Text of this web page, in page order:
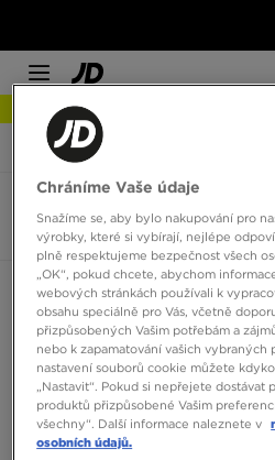
JD Sports Reebok Sunkissed Sandal
Reebok
3
Seřadit:Doporučené
Chráníme Vaše údaje
Snažíme se, aby bylo nakupování pro
výrobky, které si vybírají, nejlépe
plně respektujeme bezpečnost všech
„OK“, pokud chcete, abychom
webových stránkách používali k
obsahu speciálně pro Vás, včetně
přizpůsobených Vašim potřebám a
nebo k zapamatování vašich
nastavení souborů cookie můžete
„Nastavit“. Pokud si nepřejete dostávat
produktů přizpůsobené Vašim
všechny“. Další informace naleznete v
osobních údajů.